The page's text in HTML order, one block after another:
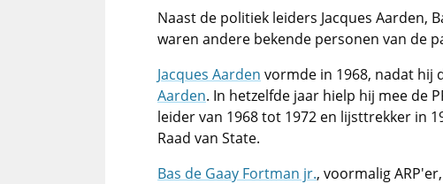
Naast de politiek leiders Jacques Aarden,
waren andere bekende personen van de
Jacques Aarden vormde in 1968, nadat hij
Aarden. In hetzelfde jaar hielp hij mee de
leider van 1968 tot 1972 en lijsttrekker in
Raad van State.
Bas de Gaay Fortman jr., voormalig